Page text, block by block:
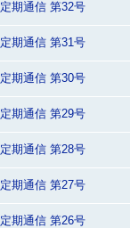
定期通信 第32号
定期通信 第31号
定期通信 第30号
定期通信 第29号
定期通信 第28号
定期通信 第27号
定期通信 第26号